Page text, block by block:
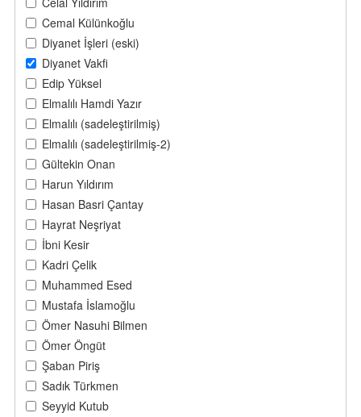
Cemal Külünkoğlu
Diyanet İşleri (eski)
Diyanet Vakfi
Edip Yüksel
Elmalılı Hamdi Yazır
Elmalılı (sadeleştirilmiş)
Elmalılı (sadeleştirilmiş-2)
Gültekin Onan
Harun Yıldırım
Hasan Basri Çantay
Hayrat Neşriyat
İbni Kesir
Kadri Çelik
Muhammed Esed
Mustafa İslamoğlu
Ömer Nasuhi Bilmen
Ömer Öngüt
Şaban Piriş
Sadık Türkmen
Seyyid Kutub